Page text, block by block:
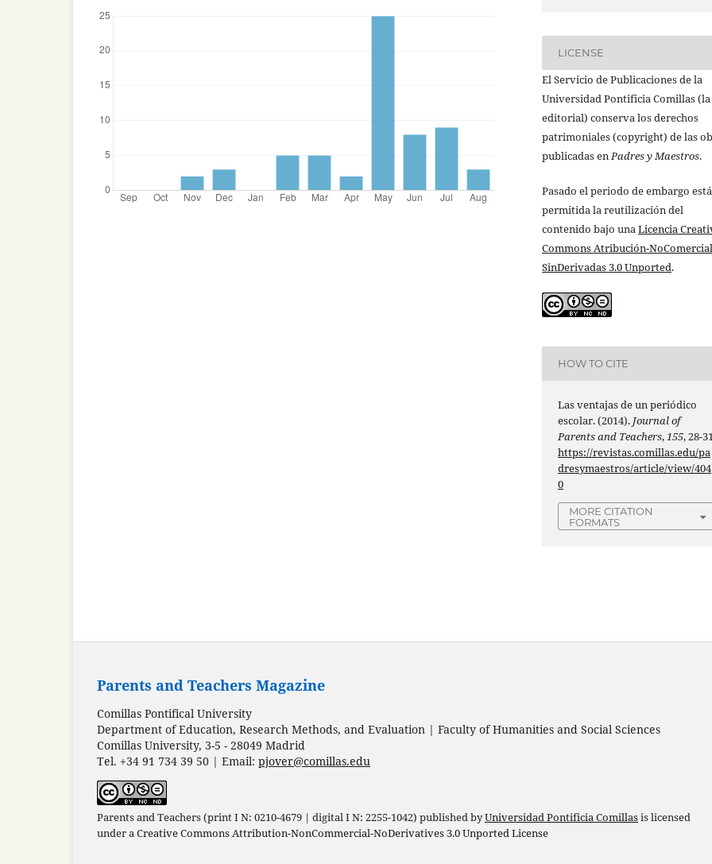
LICENSE
El Servicio de Publicaciones de la
Universidad Pontificia Comillas (la
editorial) conserva los derechos
patrimoniales (copyright) de las
publicadas enPadres y Maestros.
Pasado el periodo de embargo está
permitida la reutilización del
contenido bajo unaLicencia
Commons Atribución-
SinDerivadas 3.0 Unported.
HOW TO CITE
Las ventajas de un periódico
escolar. (2014). Journal of
Parents and Teachers,155, 28-
https://revistas.comillas.edu/pa
dresymaestros/article/view/404
0
MORE CITATION
FORMATS
Parents and Teachers Magazine
Comillas Pontifical University
Department of Education, Research Methods, and Evaluation | Faculty of Humanities and Social Sciences
Comillas University, 3-5 - 28049 Madrid
Tel. +34 91 734 39 50 | Email: pjover@comillas.edu
Parents and Teachers (print I N: 0210-4679 | digital I N: 2255-1042) published byUniversidad Pontificia Comillasis licensed
under aCreative Commons Attribution-NonCommercial-NoDerivatives 3.0 Unported License